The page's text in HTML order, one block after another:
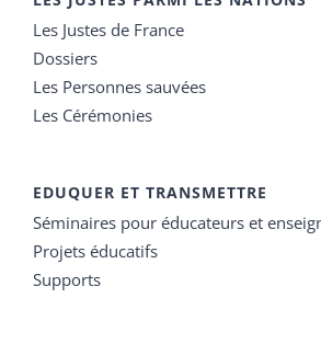
Les Justes de France
Dossiers
Les Personnes sauvées
Les Cérémonies
EDUQUER ET TRANSMETTRE
Séminaires pour éducateurs et
Projets éducatifs
Supports